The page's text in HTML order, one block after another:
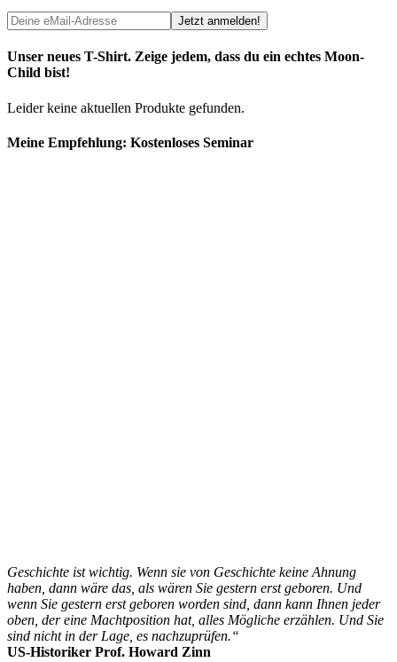
Unser neues T-Shirt. Zeige jedem, dass du ein echtes Moon-
Child bist!
Leider keine aktuellen Produkte gefunden.
Meine Empfehlung: Kostenloses Seminar
Geschichte ist wichtig. Wenn sie von Geschichte keine Ahnung
haben, dann wäre das, als wären Sie gestern erst geboren. Und
wenn Sie gestern erst geboren worden sind, dann kann Ihnen jeder
oben, der eine Machtposition hat, alles Mögliche erzählen. Und Sie
sind nicht in der Lage, es nachzuprüfen.“
US-Historiker Prof. Howard Zinn